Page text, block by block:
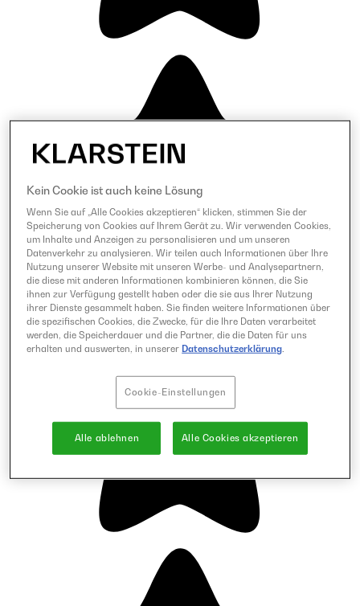
Kein Cookie ist auch keine Lösung
Wenn Sie auf „Alle Cookies akzeptieren“ klicken, stimmen Sie der
Speicherung von Cookies auf Ihrem Gerät zu. Wir verwenden Cookies,
um Inhalte und Anzeigen zu personalisieren und um unseren
Datenverkehr zu analysieren. Wir teilen auch Informationen über Ihre
Nutzung unserer Website mit unseren Werbe- und Analysepartnern,
die diese mit anderen Informationen kombinieren können, die Sie
ihnen zur Verfügung gestellt haben oder die sie aus Ihrer Nutzung
ihrer Dienste gesammelt haben. Sie finden weitere Informationen über
die spezifischen Cookies, die Zwecke, für die Ihre Daten verarbeitet
werden, die Speicherdauer und die Partner, die die Daten für uns
erhalten und auswerten, in unserer Datenschutzerklärung
Cookie-Einstellungen
Alle ablehnen Alle Cookies akzeptieren